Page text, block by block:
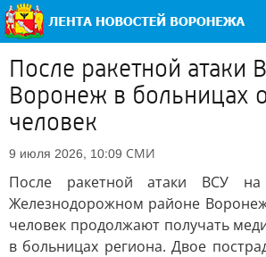
После ракетной атаки
Воронеж в больницах
человек
9 июля 2026, 10:09 СМИ
После ракетной атаки ВСУ
Железнодорожном районе
человек продолжают получать
в больницах региона. Двое